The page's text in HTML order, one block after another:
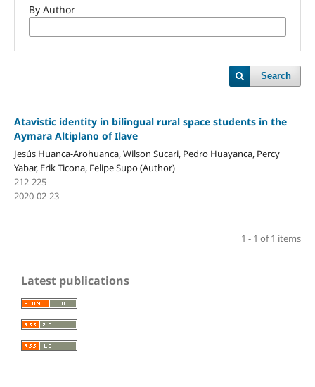
By Author
Search
Atavistic identity in bilingual rural space students in the
Aymara Altiplano of Ilave
Jesús Huanca-Arohuanca, Wilson Sucari, Pedro Huayanca, Percy
Yabar, Erik Ticona, Felipe Supo (Author)
212-225
2020-02-23
1 - 1 of 1 items
Latest publications